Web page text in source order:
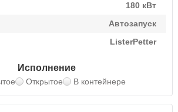
180 кВт
Автозапуск
ListerPetter
Исполнение
Открытое В контейнере